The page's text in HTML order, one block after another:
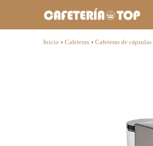
Inicio › Cafeteras › Cafeteras de cápsulas